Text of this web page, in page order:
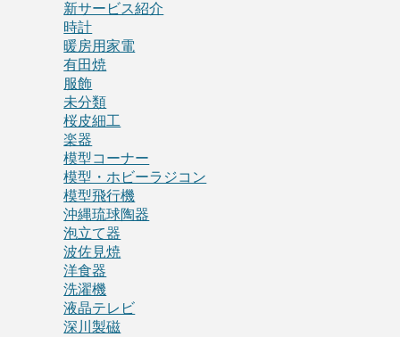
新サービス紹介
時計
暖房用家電
有田焼
服飾
未分類
桜皮細工
楽器
模型コーナー
模型・ホビーラジコン
模型飛行機
沖縄琉球陶器
泡立て器
波佐見焼
洋食器
洗濯機
液晶テレビ
深川製磁